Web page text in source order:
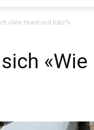
«Wie Hund und Katz?»